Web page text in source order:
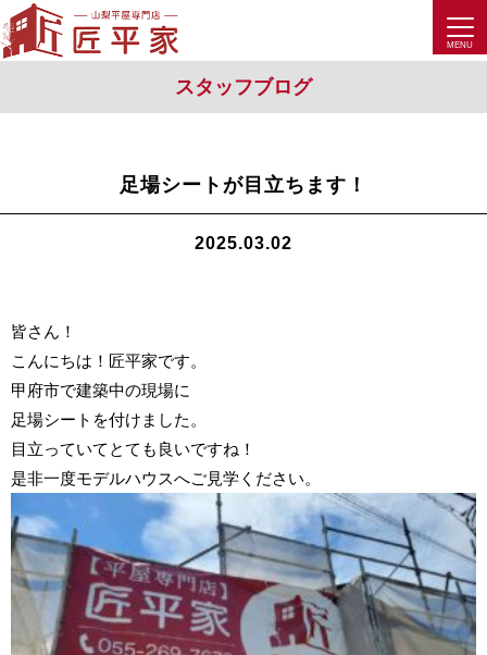
スタッフブログ
足場シートが目立ちます！
2025.03.02
皆さん！
こんにちは！匠平家です。
甲府市で建築中の現場に
足場シートを付けました。
目立っていてとても良いですね！
是非一度モデルハウスへご見学ください。